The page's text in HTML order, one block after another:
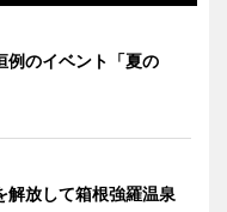
例のイベント「夏の
解放して箱根強羅温泉